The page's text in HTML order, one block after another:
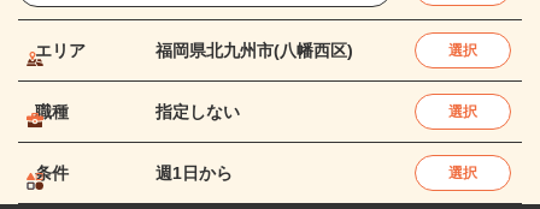
エリア 福岡県北九州市(八幡西区) 選択
職種 指定しない 選択
条件 週1日から 選択